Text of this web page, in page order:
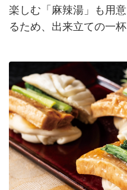
楽しむ「麻辣湯」も用
るため、出来立ての一